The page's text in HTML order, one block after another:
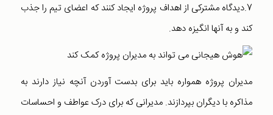
7.دیدگاه مشترکی از اهداف پروژه ایجاد کنند که اعضای تیم را جذب
کند و به آنها انگیزه دهد.
مدیران پروژه همواره باید برای بدست آوردن آنچه نیاز دارند به
مذاکره با دیگران بپردازند. مدیرانی که برای درک عواطف و احساسات